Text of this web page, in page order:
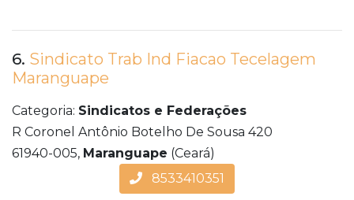
6. Sindicato Trab Ind Fiacao Tecelagem
Maranguape
Categoria: Sindicatos e Federações
R Coronel Antônio Botelho De Sousa 420
61940-005, Maranguape (Ceará)
8533410351